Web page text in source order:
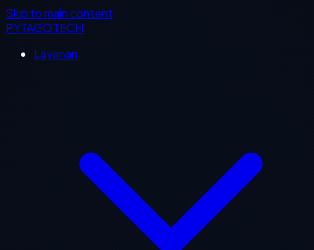
Skip to main content
PYTAGOTECH
Layanan